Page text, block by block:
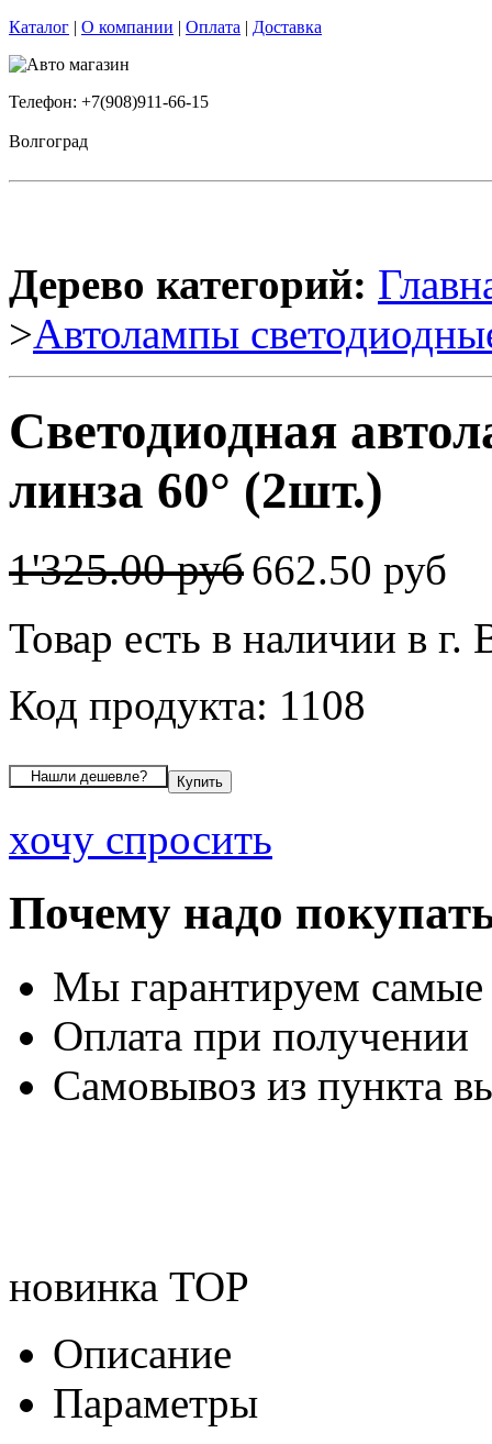
Каталог | О компании | Оплата | Доставка
Телефон: +7(908)911-66-15
Волгоград
Дерево категорий:
>Автолампы
Светодиодная
линза 60°­ (2шт.)
1'325.00 руб662.50 руб
Товар есть в наличии в г.
Код продукта: 1108
хочу спросить
Почему надо
Мы гарантируем
Оплата при получении
Самовывоз из пункта
новинка TOP
Описание
Параметры